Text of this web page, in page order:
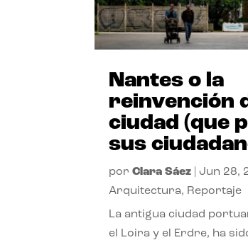
Nantes o la
reinvención
ciudad (que
sus
porClara Sáez Jun 28,
Arquitectura, Reportaje
La antigua ciudad
el Loira y el Erdre, ha